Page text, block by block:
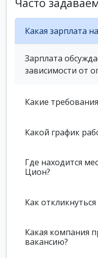
Какая зарплата
Зарплата
зависимости от
Какие
Какой график
Где находится
Цион?
Как
Какая компания
вакансию?